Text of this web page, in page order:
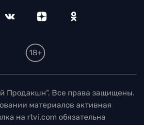
18+
Продакшн". Все права защищены.
материалов активная
на rtvi.com обязательна